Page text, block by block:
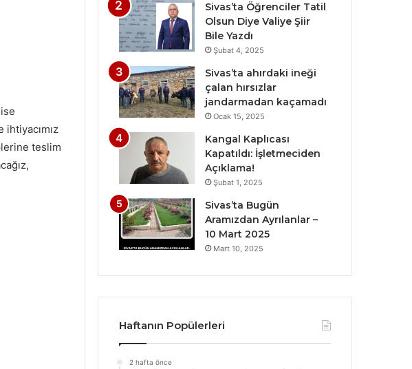
ihtiyacımız
teslim
Sivas’ta Öğrenciler Tatil
Olsun Diye Valiye Şiir
Bile Yazdı
Şubat 4, 2025
Sivas’ta ahırdaki ineği
çalan hırsızlar
jandarmadan kaçamadı
Ocak 15, 2025
Kangal Kaplıcası
Kapatıldı: İşletmeciden
Açıklama!
Şubat 1, 2025
Sivas’ta Bugün
Aramızdan Ayrılanlar –
10 Mart 2025
Mart 10, 2025
Haftanın Popülerleri
2 hafta önce